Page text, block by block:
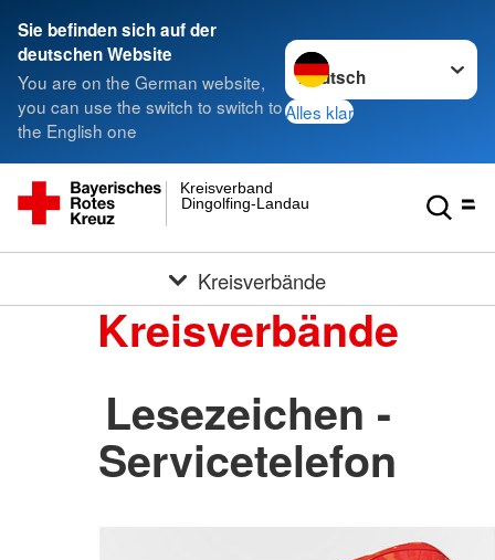
Sie befinden sich auf der
deutschen Website
You are on the German website,
you can use the switch to switch to
the English one
Sprache wechseln zu
Alles klar
Dingolfing-Landau
Kreisverband
Kreisverbände
Kreisverbände
Lesezeichen -
Servicetelefon